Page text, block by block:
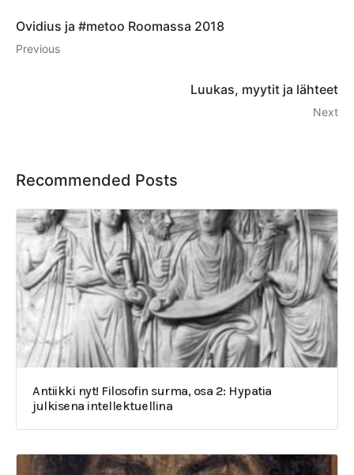
Ovidius ja #metoo Roomassa 2018
Previous
Luukas, myytit ja lähteet
Next
Recommended Posts
Antiikki nyt! Filosofin surma, osa 2: Hypatia
julkisena intellektuellina